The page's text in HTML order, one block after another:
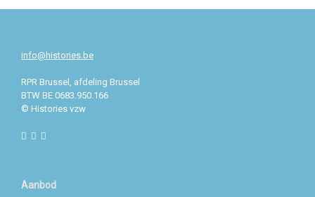
info@histories.be
RPR Brussel, afdeling Brussel
BTW BE 0683.950.166
© Histories vzw
Aanbod